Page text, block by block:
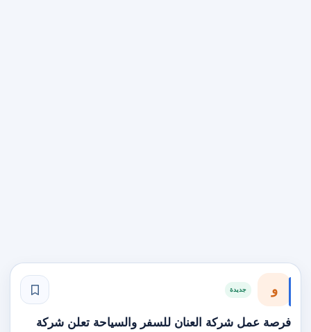
و جديدة
فرصة عمل شركة العنان للسفر والسياحة تعلن شركة